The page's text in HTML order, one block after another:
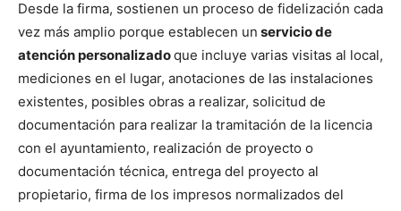
Desde la firma, sostienen un proceso de fidelización cada
vez más amplio porque establecen un servicio de
atención personalizadoque incluye varias visitas al local,
mediciones en el lugar, anotaciones de las instalaciones
existentes, posibles obras a realizar, solicitud de
documentación para realizar la tramitación de la licencia
con el ayuntamiento, realización de proyecto o
documentación técnica, entrega del proyecto al
propietario, firma de los impresos normalizados del